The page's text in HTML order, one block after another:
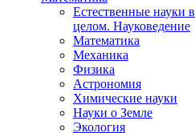
Естественные науки в
целом. Науковедение
Математика
Механика
Физика
Астрономия
Химические науки
Науки о Земле
Экология